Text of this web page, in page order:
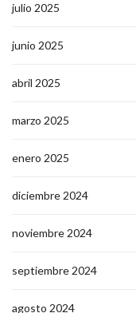
julio 2025
junio 2025
abril 2025
marzo 2025
enero 2025
diciembre 2024
noviembre 2024
septiembre 2024
agosto 2024